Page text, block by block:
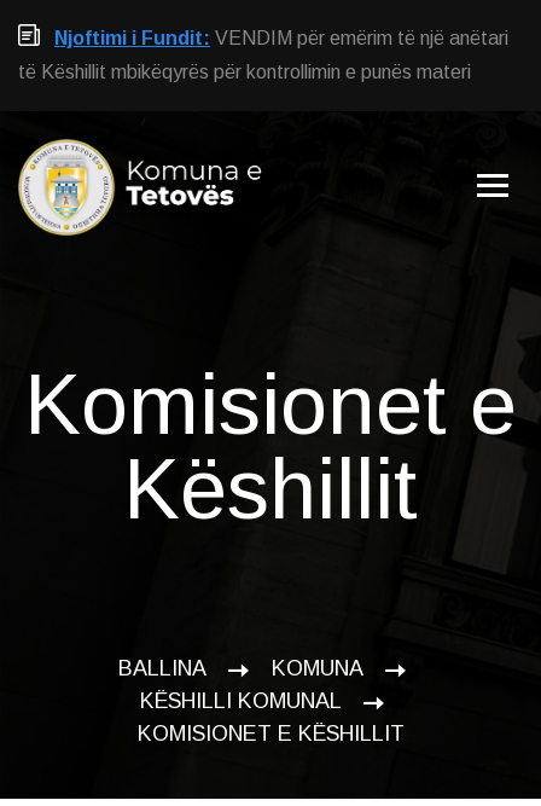
Njoftimi i Fundit: VENDIM për emërim të një anëtari
të Këshillit mbikëqyrës për kontrollimin e punës materi
Komisionet e
Këshillit
BALLINA
KOMUNA
KËSHILLI KOMUNAL
KOMISIONET E KËSHILLIT